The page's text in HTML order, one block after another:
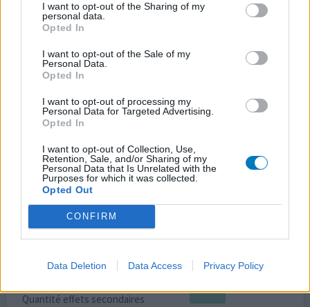
I want to opt-out of the Sharing of my
personal data.
Opted In
I want to opt-out of the Sale of my
Personal Data.
Opted In
I want to opt-out of processing my
Personal Data for Targeted Advertising.
Opted In
I want to opt-out of Collection, Use,
Retention, Sale, and/or Sharing of my
Personal Data that Is Unrelated with the
Purposes for which it was collected.
Opted Out
CONFIRM
Data Deletion Data Access Privacy Policy
14/05/2020 | Femme | 64
alprazolam (0,25mg)
Angoisse / trouble panique
Efficacité
Quantité effets secondaires
Inefficace handicappant. Je dort sans arrêt et mon
angoisse est tours la3
votre avis 0 réactions
Xanax
26/03/2020 | Homme | 72
alprazolam (0,5mg)
Quantité effets secondaires